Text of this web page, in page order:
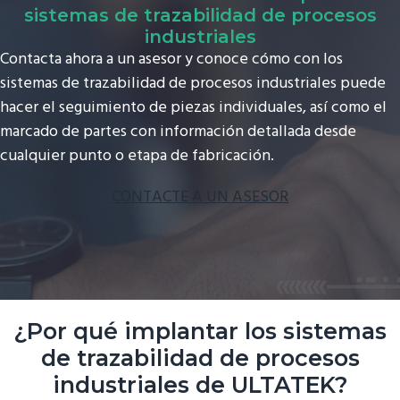
sistemas de trazabilidad de procesos
industriales
Contacta ahora a un asesor y conoce cómo con los
sistemas de trazabilidad de procesos industriales puede
hacer el seguimiento de piezas individuales, así como el
marcado de partes con información detallada desde
cualquier punto o etapa de fabricación.
CONTACTE A UN ASESOR
¿Por qué implantar los sistemas
de trazabilidad de procesos
industriales de ULTATEK?